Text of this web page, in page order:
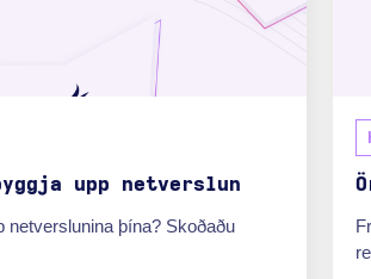
upp netverslun
netverslunina þína? Skoðaðu